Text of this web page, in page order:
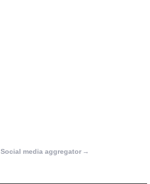
Social media aggregator →